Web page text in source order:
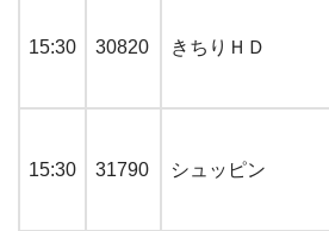
15:30 30820 きちりＨＤ
15:30 31790 シュッピン